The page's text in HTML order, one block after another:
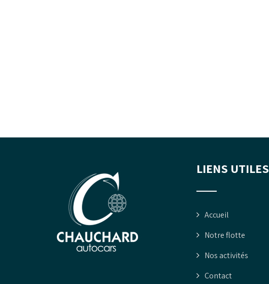
LIENS UTILES
Accueil
Notre flotte
Nos activités
Contact